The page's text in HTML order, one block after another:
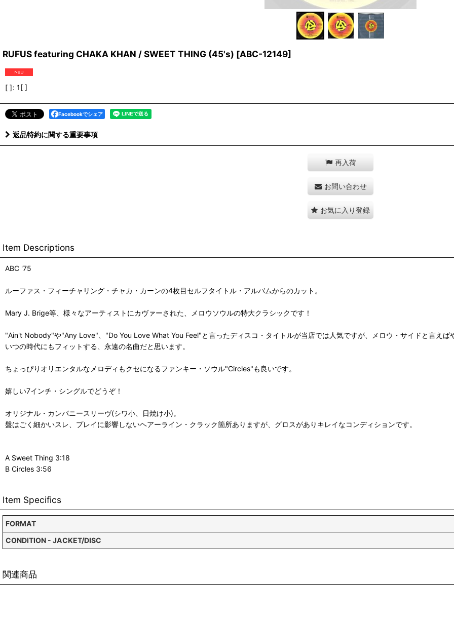
RUFUS featuring CHAKA KHAN / SWEET THING (45's) [ABC-12149]
[ ]: 1[ ]
Facebookでシェア
返品特約に関する重要事項
再入荷
お問い合わせ
お気に入り登録
Item Descriptions
ABC '75
ルーファス・フィーチャリング・チャカ・カーンの4枚目セルフタイトル・アルバムからのカット。
Mary J. Brige等、様々なアーティストにカヴァーされた、メロウソウルの特大クラシックです！
"Ain't Nobody"や"Any Love"、"Do You Love What You Feel"と言ったディスコ・タイトルが当店では人気ですが、メロウ・サイドと言えば
いつの時代にもフィットする、永遠の名曲だと思います。
ちょっぴりオリエンタルなメロディもクセになるファンキー・ソウル"Circles"も良いです。
嬉しい7インチ・シングルでどうぞ！
オリジナル・カンパニースリーヴ(シワ小、日焼け小)。
盤はごく細かいスレ、プレイに影響しないヘアーライン・クラック箇所ありますが、グロスがありキレイなコンディションです。
A Sweet Thing 3:18
B Circles 3:56
Item Specifics
FORMAT
CONDITION - JACKET/DISC
関連商品